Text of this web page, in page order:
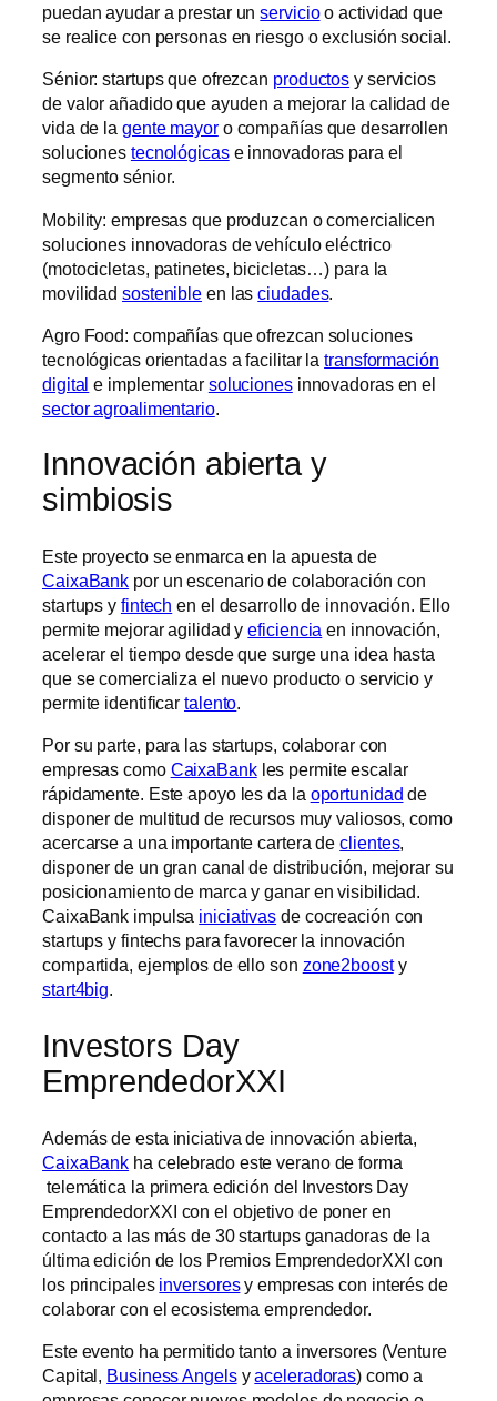
puedan ayudar a prestar unservicioo actividad que
se realice con personas en riesgo o exclusión social.
Sénior: startups que ofrezcan productos y servicios
de valor añadido que ayuden a mejorar la calidad de
vida de la gente mayoro compañías que desarrollen
soluciones tecnológicase innovadoras para el
segmento sénior.
Mobility: empresas que produzcan o comercialicen
soluciones innovadoras de vehículo eléctrico
(motocicletas, patinetes, bicicletas…) para la
movilidadsostenible en lasciudades.
Agro Food: compañías que ofrezcan soluciones
tecnológicas orientadas a facilitar latransformación
digital e implementar solucionesinnovadoras en el
sector agroalimentario.
Innovación abierta y
simbiosis
Este proyecto se enmarca en la apuesta de
CaixaBank por un escenario de colaboración con
startups y fintech en el desarrollo de innovación. Ello
permite mejorar agilidad yeficiencia en innovación,
acelerar el tiempo desde que surge una idea hasta
que se comercializa el nuevo producto o servicio y
permite identificartalento.
Por su parte, para las startups, colaborar con
empresas como CaixaBankles permite escalar
rápidamente. Este apoyo les da la oportunidad de
disponer de multitud de recursos muy valiosos, como
acercarse a una importante cartera declientes,
disponer de un gran canal de distribución, mejorar su
posicionamiento de marca y ganar en visibilidad.
CaixaBank impulsa iniciativas de cocreación con
startups y fintechs para favorecer la innovación
compartida, ejemplos de ello son zone2boosty
start4big.
Investors Day
EmprendedorXXI
Además de esta iniciativa de innovación abierta,
CaixaBank ha celebrado este verano de forma
telemática la primera edición del Investors Day
EmprendedorXXI con el objetivo de poner en
contacto a las más de 30 startups ganadoras de la
última edición de los Premios EmprendedorXXI con
los principales inversoresy empresas con interés de
colaborar con el ecosistema emprendedor.
Este evento ha permitido tanto a inversores (Venture
Capital, Business Angelsyaceleradoras) como a